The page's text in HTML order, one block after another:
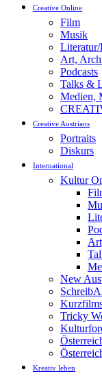
Creative Online
Film
Musik
Art,
Podcasts
Talks &
Medien,
Creative Austrians
Portraits
Diskurs
International
Kultur
New
Tricky
Kreativ leben